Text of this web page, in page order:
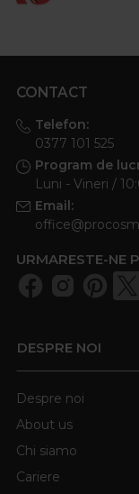
CONTACT
Telefon:
0377 101 525
Program de
Luni - Vineri /
Email:
URMARESTE-NE
DESPRE NOI
Despre noi
About us
Chi siamo
Cariere